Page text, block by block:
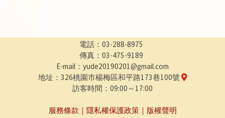
電話：03-288-8975
傳真：03-475-9189
E-mail：yude20190201@gmail.com
地址：326桃園市楊梅區和平路173巷100號
訪客時間：09:00～17:00
服務條款 ｜ 隱私權保護政策｜ 版權聲明